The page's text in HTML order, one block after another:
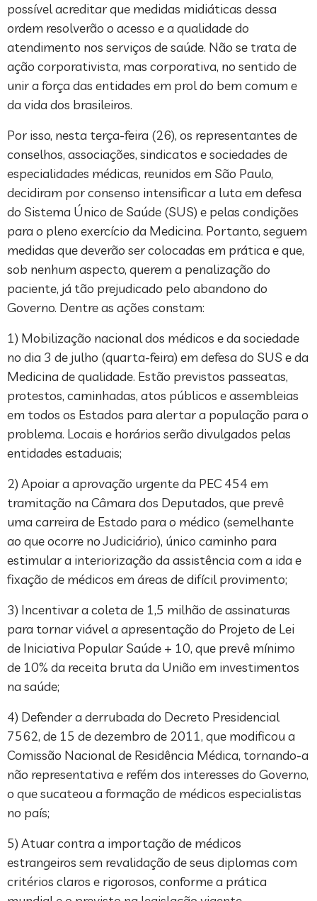
possível acreditar que medidas midiáticas dessa
ordem resolverão o acesso e a qualidade do
atendimento nos serviços de saúde. Não se trata de
ação corporativista, mas corporativa, no sentido de
unir a força das entidades em prol do bem comum e
da vida dos brasileiros.
Por isso, nesta terça-feira (26), os representantes de
conselhos, associações, sindicatos e sociedades de
especialidades médicas, reunidos em São Paulo,
decidiram por consenso intensificar a luta em defesa
do Sistema Único de Saúde (SUS) e pelas condições
para o pleno exercício da Medicina. Portanto, seguem
medidas que deverão ser colocadas em prática e que,
sob nenhum aspecto, querem a penalização do
paciente, já tão prejudicado pelo abandono do
Governo. Dentre as ações constam:
1) Mobilização nacional dos médicos e da sociedade
no dia 3 de julho (quarta-feira) em defesa do SUS e da
Medicina de qualidade. Estão previstos passeatas,
protestos, caminhadas, atos públicos e assembleias
em todos os Estados para alertar a população para o
problema. Locais e horários serão divulgados pelas
entidades estaduais;
2) Apoiar a aprovação urgente da PEC 454 em
tramitação na Câmara dos Deputados, que prevê
uma carreira de Estado para o médico (semelhante
ao que ocorre no Judiciário), único caminho para
estimular a interiorização da assistência com a ida e
fixação de médicos em áreas de difícil provimento;
3) Incentivar a coleta de 1,5 milhão de assinaturas
para tornar viável a apresentação do Projeto de Lei
de Iniciativa Popular Saúde + 10, que prevê mínimo
de 10% da receita bruta da União em investimentos
na saúde;
4) Defender a derrubada do Decreto Presidencial
7562, de 15 de dezembro de 2011, que modificou a
Comissão Nacional de Residência Médica, tornando-a
não representativa e refém dos interesses do Governo,
o que sucateou a formação de médicos especialistas
no país;
5) Atuar contra a importação de médicos
estrangeiros sem revalidação de seus diplomas com
critérios claros e rigorosos, conforme a prática